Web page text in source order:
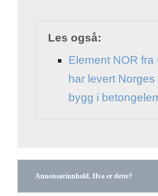
Les også:
Element NOR fra
har levert
bygg i
Annonsørinnhold. Hva er dette?